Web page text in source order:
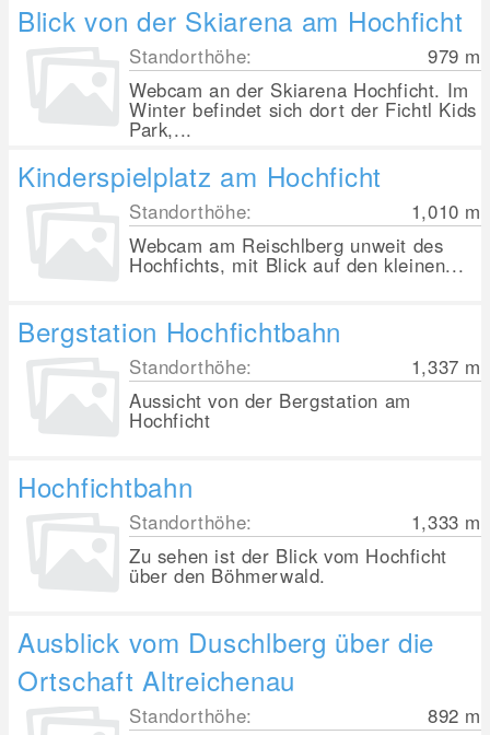
Blick von der Skiarena am Hochficht
Standorthöhe: 979 m
Webcam an der Skiarena Hochficht. Im
Winter befindet sich dort der Fichtl Kids
Park,...
Kinderspielplatz am Hochficht
Standorthöhe: 1,010 m
Webcam am Reischlberg unweit des
Hochfichts, mit Blick auf den kleinen...
Bergstation Hochfichtbahn
Standorthöhe: 1,337 m
Aussicht von der Bergstation am
Hochficht
Hochfichtbahn
Standorthöhe: 1,333 m
Zu sehen ist der Blick vom Hochficht
über den Böhmerwald.
Ausblick vom Duschlberg über die
Ortschaft Altreichenau
Standorthöhe: 892 m